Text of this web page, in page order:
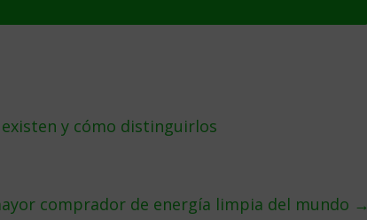
y cómo distinguirlos
comprador de energía limpia del mundo →